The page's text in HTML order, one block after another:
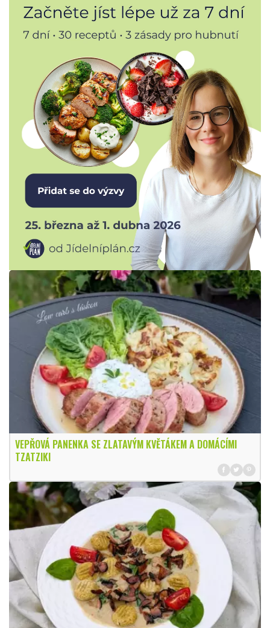
VEPŘOVÁ PANENKA SE ZLATAVÝM KVĚTÁKEM A DOMÁCÍMI
TZATZIKI